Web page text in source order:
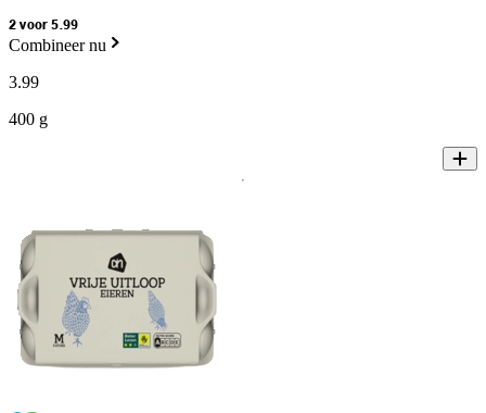
2 voor 5.99
Combineer nu
3.99
400 g